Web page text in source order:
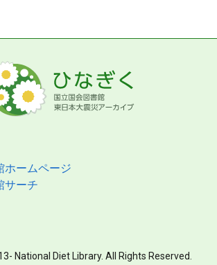
ホームページ
サーチ
National Diet Library. All Rights Reserved.